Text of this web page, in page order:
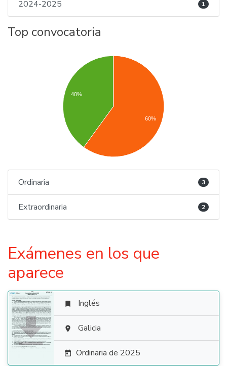
2024-2025 1
Top convocatoria
40%
60%
Ordinaria 3
Extraordinaria 2
Exámenes en los que
aparece

 Inglés
 Galicia
 Ordinaria de 2025